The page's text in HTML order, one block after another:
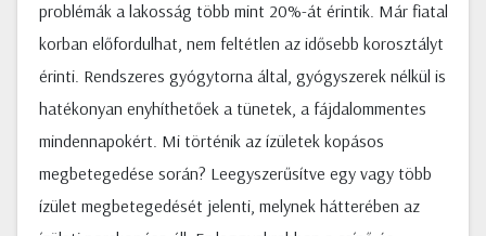
problémák a lakosság több mint 20%-át érintik. Már fiatal
korban előfordulhat, nem feltétlen az idősebb korosztályt
érinti. Rendszeres gyógytorna által, gyógyszerek nélkül is
hatékonyan enyhíthetőek a tünetek, a fájdalommentes
mindennapokért. Mi történik az ízületek kopásos
megbetegedése során? Leegyszerűsítve egy vagy több
ízület megbetegedését jelenti, melynek hátterében az